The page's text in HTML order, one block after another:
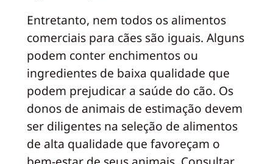
Entretanto, nem todos os alimentos
comerciais para cães são iguais. Alguns
podem conter enchimentos ou
ingredientes de baixa qualidade que
podem prejudicar a saúde do cão. Os
donos de animais de estimação devem
ser diligentes na seleção de alimentos
de alta qualidade que favoreçam o